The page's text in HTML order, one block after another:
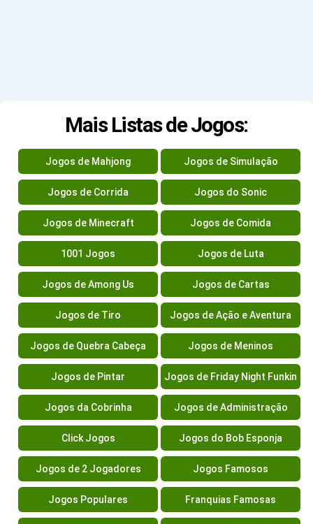
Mais Listas de Jogos:
Jogos de Mahjong Jogos de Simulação
Jogos de Corrida Jogos do Sonic
Jogos de Minecraft Jogos de Comida
1001 Jogos Jogos de Luta
Jogos de Among Us Jogos de Cartas
Jogos de Tiro Jogos de Ação e Aventura
Jogos de Quebra Cabeça Jogos de Meninos
Jogos de Pintar Jogos de Friday Night Funkin
Jogos da Cobrinha Jogos de Administração
Click Jogos Jogos do Bob Esponja
Jogos de 2 Jogadores Jogos Famosos
Jogos Populares Franquias Famosas